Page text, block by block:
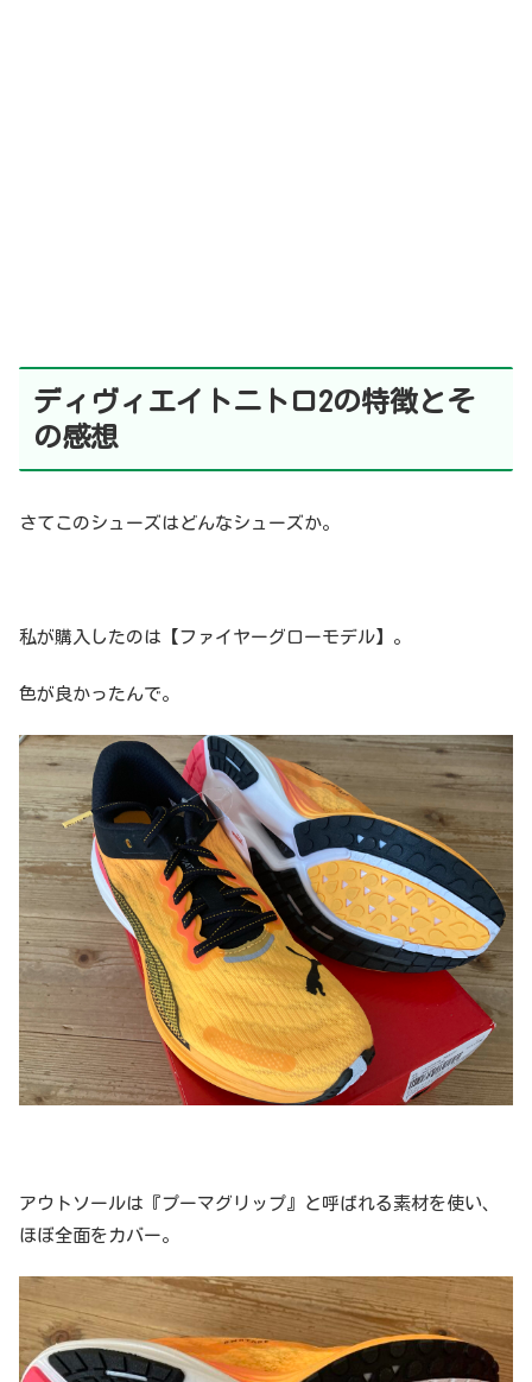
ディヴィエイトニトロ2の特徴とそ
の感想
さてこのシューズはどんなシューズか。
私が購入したのは【ファイヤーグローモデル】。
色が良かったんで。
アウトソールは『プーマグリップ』と呼ばれる素材を使い、
ほぼ全面をカバー。